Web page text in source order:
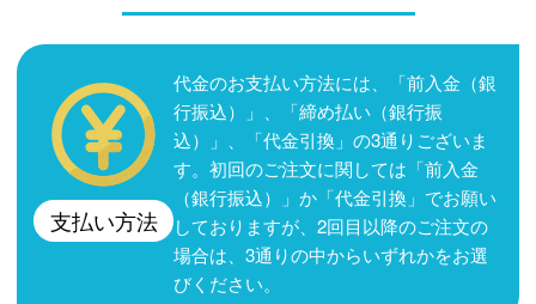
支払い方法
代金のお支払い方法には、「前入金（銀
行振込）」、「締め払い（銀行振
込）」、「代金引換」の3通りございま
す。初回のご注文に関しては「前入金
（銀行振込）」か「代金引換」でお願い
しておりますが、2回目以降のご注文の
場合は、3通りの中からいずれかをお選
びください。